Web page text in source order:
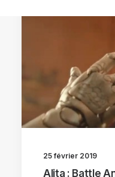
25 février 2019
Alita : Battle